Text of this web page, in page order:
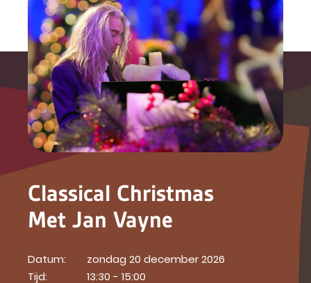
Classical Christmas
Met Jan Vayne
Datum:
Tijd:
zondag 20 december 2026
13:30 - 15:00